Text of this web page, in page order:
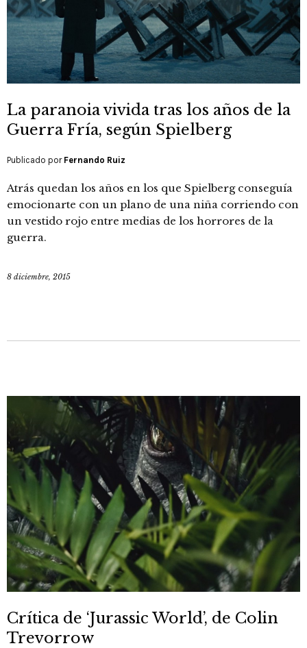
La paranoia vivida tras los años de la
Guerra Fría, según Spielberg
Publicado por Fernando Ruiz
Atrás quedan los años en los que Spielberg conseguía
emocionarte con un plano de una niña corriendo con
un vestido rojo entre medias de los horrores de la
guerra.
8 diciembre, 2015
Crítica de ‘Jurassic World’, de Colin
Trevorrow